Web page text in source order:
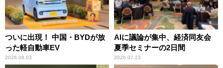
ついに出現！ 中国・BYDが放
った軽自動車EV
2026.08.03
AIに議論が集中、経済同友会
夏季セミナーの2日間
2026.07.23